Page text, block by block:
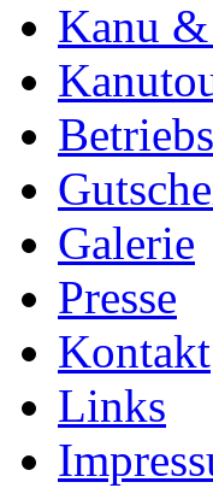
Kanu
Galerie
Presse
Kontakt
Links